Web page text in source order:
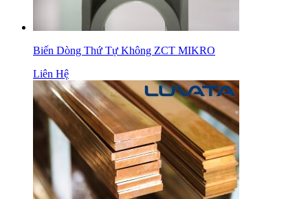
Biến Dòng Thứ Tự Không ZCT MIKRO
Liên Hệ